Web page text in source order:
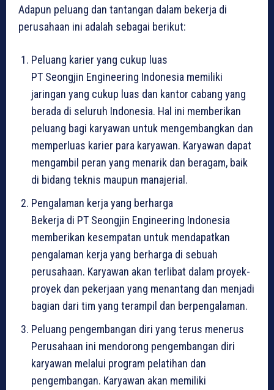
Adapun peluang dan tantangan dalam bekerja di
perusahaan ini adalah sebagai berikut:
Peluang karier yang cukup luas
PT Seongjin Engineering Indonesia memiliki
jaringan yang cukup luas dan kantor cabang yang
berada di seluruh Indonesia. Hal ini memberikan
peluang bagi karyawan untuk mengembangkan dan
memperluas karier para karyawan. Karyawan dapat
mengambil peran yang menarik dan beragam, baik
di bidang teknis maupun manajerial.
Pengalaman kerja yang berharga
Bekerja di PT Seongjin Engineering Indonesia
memberikan kesempatan untuk mendapatkan
pengalaman kerja yang berharga di sebuah
perusahaan. Karyawan akan terlibat dalam proyek-
proyek dan pekerjaan yang menantang dan menjadi
bagian dari tim yang terampil dan berpengalaman.
Peluang pengembangan diri yang terus menerus
Perusahaan ini mendorong pengembangan diri
karyawan melalui program pelatihan dan
pengembangan. Karyawan akan memiliki